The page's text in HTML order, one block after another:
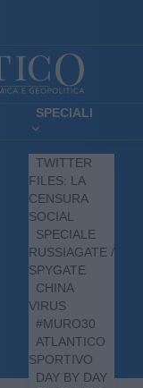
SPECIALI
TWITTER
FILES: LA
CENSURA
SOCIAL
SPECIALE
RUSSIAGATE /
SPYGATE
CHINA
VIRUS
#MURO30
ATLANTICO
SPORTIVO
DAY BY DAY